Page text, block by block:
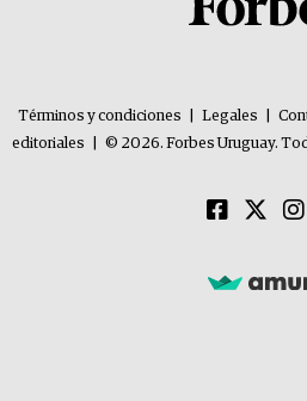
Términos y condiciones Legales
editoriales
© 2026. Forbes Uruguay.